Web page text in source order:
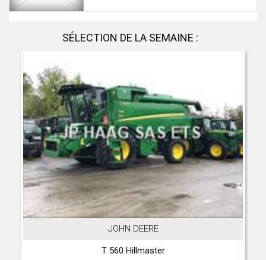
SÉLECTION DE LA SEMAINE :
JOHN DEERE
T 560 Hillmaster